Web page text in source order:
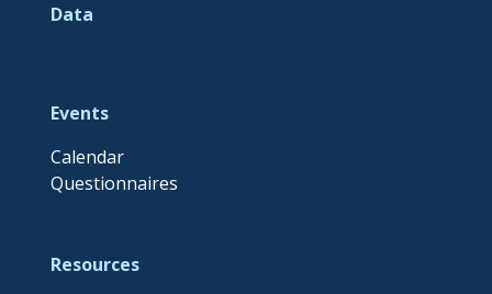
Data
Events
Calendar
Questionnaires
Resources